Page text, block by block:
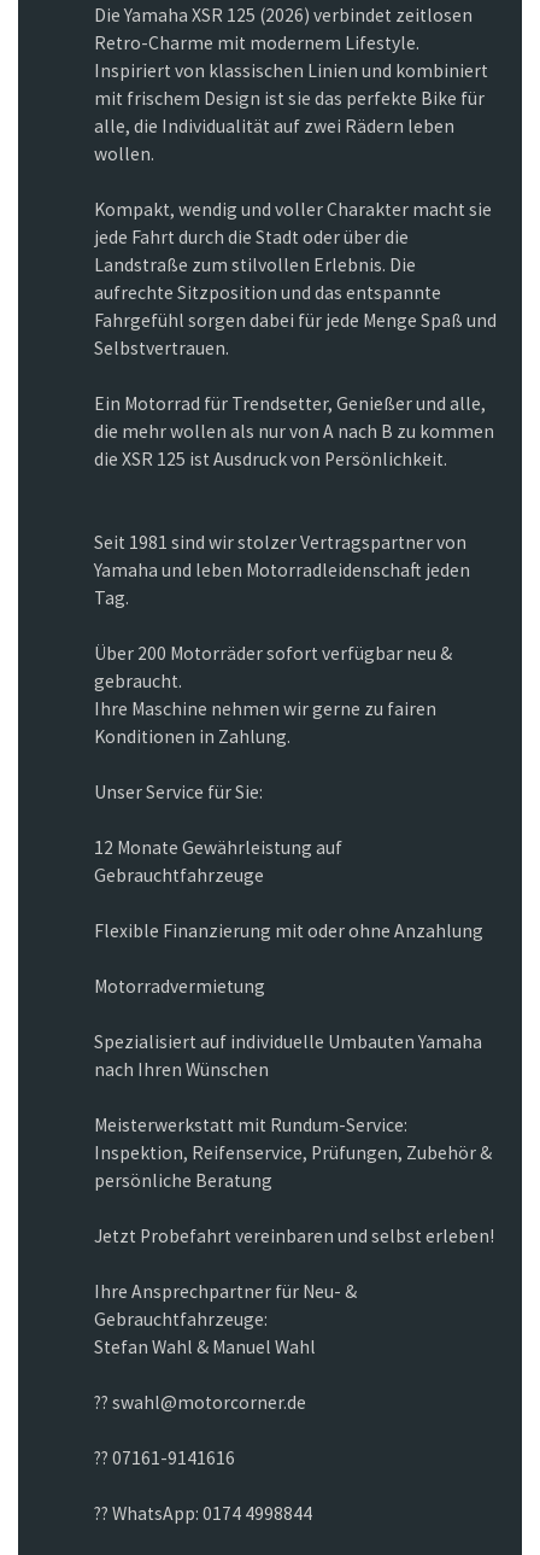
Die Yamaha XSR 125 (2026) verbindet zeitlosen
Retro-Charme mit modernem Lifestyle.
Inspiriert von klassischen Linien und kombiniert
mit frischem Design ist sie das perfekte Bike für
alle, die Individualität auf zwei Rädern leben
wollen.
Kompakt, wendig und voller Charakter macht sie
jede Fahrt durch die Stadt oder über die
Landstraße zum stilvollen Erlebnis. Die
aufrechte Sitzposition und das entspannte
Fahrgefühl sorgen dabei für jede Menge Spaß und
Selbstvertrauen.
Ein Motorrad für Trendsetter, Genießer und alle,
die mehr wollen als nur von A nach B zu kommen
die XSR 125 ist Ausdruck von Persönlichkeit.
Seit 1981 sind wir stolzer Vertragspartner von
Yamaha und leben Motorradleidenschaft jeden
Tag.
Über 200 Motorräder sofort verfügbar neu &
gebraucht.
Ihre Maschine nehmen wir gerne zu fairen
Konditionen in Zahlung.
Unser Service für Sie:
12 Monate Gewährleistung auf
Gebrauchtfahrzeuge
Flexible Finanzierung mit oder ohne Anzahlung
Motorradvermietung
Spezialisiert auf individuelle Umbauten Yamaha
nach Ihren Wünschen
Meisterwerkstatt mit Rundum-Service:
Inspektion, Reifenservice, Prüfungen, Zubehör &
persönliche Beratung
Jetzt Probefahrt vereinbaren und selbst erleben!
Ihre Ansprechpartner für Neu- &
Gebrauchtfahrzeuge:
Stefan Wahl & Manuel Wahl
?? swahl@motorcorner.de
?? 07161-9141616
?? WhatsApp: 0174 4998844